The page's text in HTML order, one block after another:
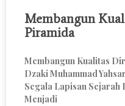
Membangun
Piramida
Membangun Kualitas
Dzaki Muhammad
Segala Lapisan
Menjadi